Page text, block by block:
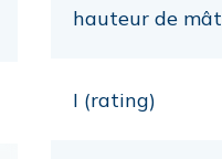
hauteur de mât
I (rating)